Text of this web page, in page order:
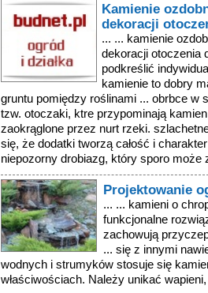
Kamienie
dekoracji
... ... kamienie
dekoracji otoczenia
podkreślić
kamienie to dobry
gruntu pomiędzy roślinami ... obrbce w
tzw. otoczaki, ktre przypominają
zaokrąglone przez nurt rzeki.
się, że dodatki tworzą całość i
niepozorny drobiazg, który sporo może
Projektowanie
... ... kamieni o
funkcjonalne
zachowują
... się z innymi
wodnych i strumyków stosuje się
właściwościach. Należy unikać